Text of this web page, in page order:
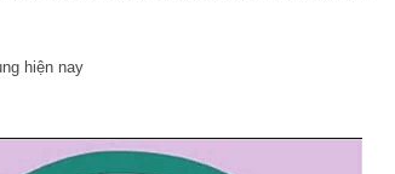
hiện nay